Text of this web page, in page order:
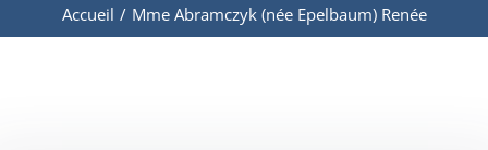
Accueil / Mme Abramczyk (née Epelbaum) Renée